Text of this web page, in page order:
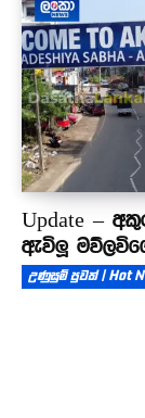
Update –
ඇවිලූ
උණුසුම් පුවත් | Hot